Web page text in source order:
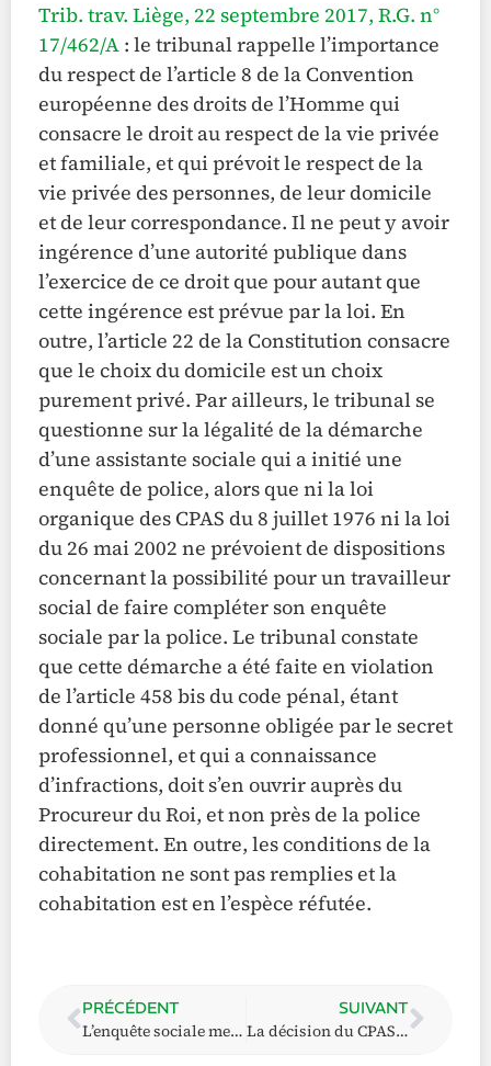
Trib. trav. Liège, 22 septembre 2017, R.G. n°
17/462/A : le tribunal rappelle l’importance
du respect de l’article 8 de la Convention
européenne des droits de l’Homme qui
consacre le droit au respect de la vie privée
et familiale, et qui prévoit le respect de la
vie privée des personnes, de leur domicile
et de leur correspondance. Il ne peut y avoir
ingérence d’une autorité publique dans
l’exercice de ce droit que pour autant que
cette ingérence est prévue par la loi. En
outre, l’article 22 de la Constitution consacre
que le choix du domicile est un choix
purement privé. Par ailleurs, le tribunal se
questionne sur la légalité de la démarche
d’une assistante sociale qui a initié une
enquête de police, alors que ni la loi
organique des CPAS du 8 juillet 1976 ni la loi
du 26 mai 2002 ne prévoient de dispositions
concernant la possibilité pour un travailleur
social de faire compléter son enquête
sociale par la police. Le tribunal constate
que cette démarche a été faite en violation
de l’article 458 bis du code pénal, étant
donné qu’une personne obligée par le secret
professionnel, et qui a connaissance
d’infractions, doit s’en ouvrir auprès du
Procureur du Roi, et non près de la police
directement. En outre, les conditions de la
cohabitation ne sont pas remplies et la
cohabitation est en l’espèce réfutée.
PRÉCÉDENT
L’enquête sociale menée par le CPAS et le rapport social, c’est quoi exactement ?
SUIVANT
La décision du CPAS et les recours